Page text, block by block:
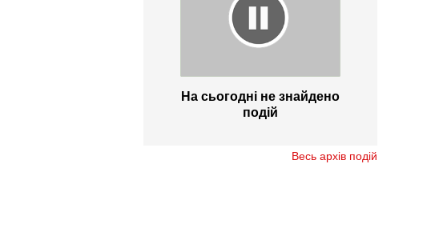
На сьогодні не знайдено
подій
Весь архів подій